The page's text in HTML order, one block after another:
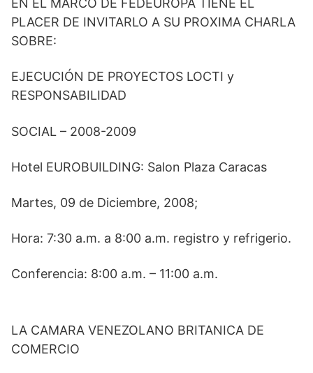
r
)
EN EL MARCO DE FEDEUROPA TIENE EL
PLACER DE INVITARLO A SU PROXIMA CHARLA
SOBRE:
EJECUCIÓN DE PROYECTOS LOCTI y
RESPONSABILIDAD
SOCIAL – 2008-2009
Hotel EUROBUILDING: Salon Plaza Caracas
Martes, 09 de Diciembre, 2008;
Hora: 7:30 a.m. a 8:00 a.m. registro y refrigerio.
Conferencia: 8:00 a.m. – 11:00 a.m.
LA CAMARA VENEZOLANO BRITANICA DE
COMERCIO